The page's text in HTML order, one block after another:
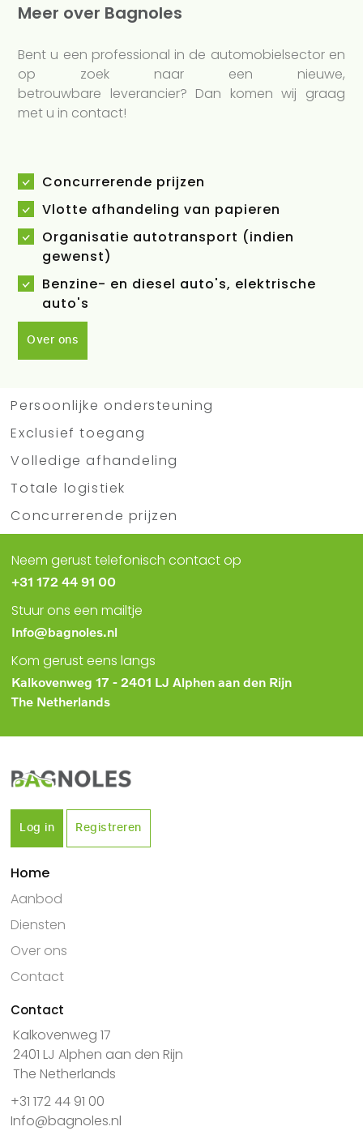
Meer over Bagnoles
Bent u een professional in de automobielsector en
op zoek naar een nieuwe,
betrouwbare leverancier? Dan komen wij graag
met u in contact!
Concurrerende prijzen
Vlotte afhandeling van papieren
Organisatie autotransport (indien
gewenst)
Benzine- en diesel auto's, elektrische
auto's
Over ons
Persoonlijke ondersteuning
Exclusief toegang
Volledige afhandeling
Totale logistiek
Concurrerende prijzen
Neem gerust telefonisch contact op
+31 172 44 91 00
Stuur ons een mailtje
Info@bagnoles.nl
Kom gerust eens langs
Kalkovenweg 17 - 2401 LJ Alphen aan den Rijn
The Netherlands
Log in Registreren
Home
Aanbod
Diensten
Over ons
Contact
Contact
Kalkovenweg 17
2401 LJ Alphen aan den Rijn
The Netherlands
+31 172 44 91 00
Info@bagnoles.nl